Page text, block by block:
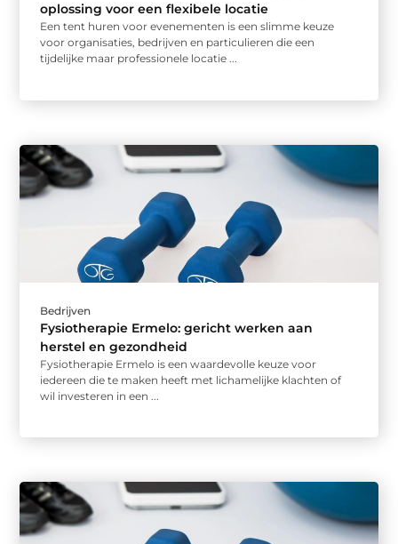
oplossing voor een flexibele locatie
Een tent huren voor evenementen is een slimme keuze
voor organisaties, bedrijven en particulieren die een
tijdelijke maar professionele locatie ...
Bedrijven
Fysiotherapie Ermelo: gericht werken aan
herstel en gezondheid
Fysiotherapie Ermelo is een waardevolle keuze voor
iedereen die te maken heeft met lichamelijke klachten of
wil investeren in een ...